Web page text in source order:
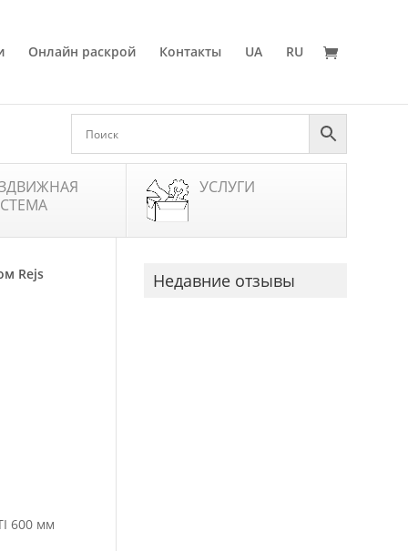
Онлайн раскрой Контакты UA RU
УСЛУГИ
Rejs
600 мм
Недавние отзывы